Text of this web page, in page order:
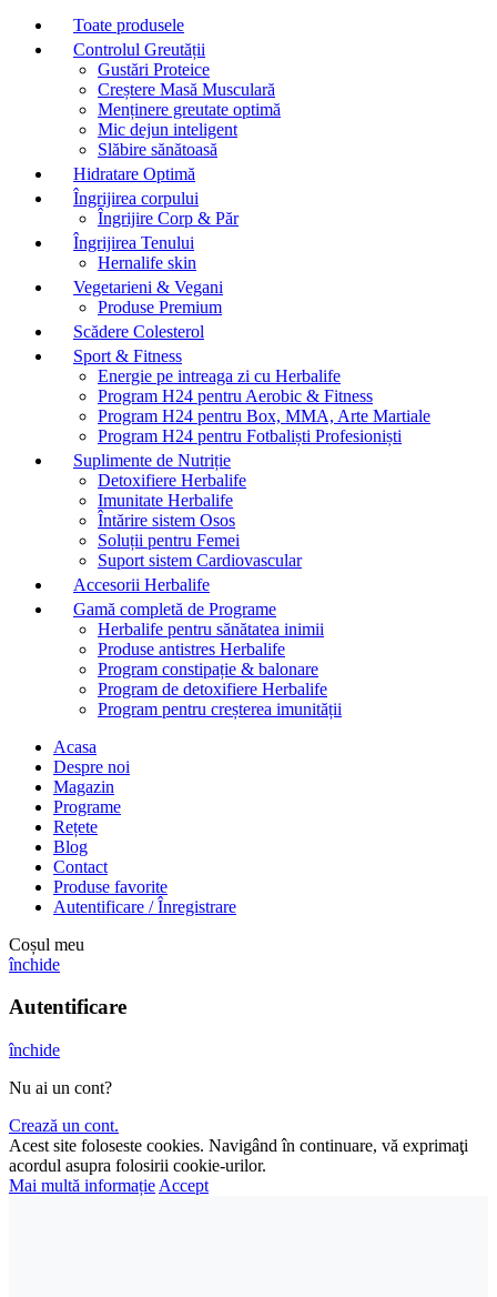
Toate produsele
Controlul Greutății
Gustări Proteice
Creștere Masă Musculară
Menținere greutate optimă
Mic dejun inteligent
Slăbire sănătoasă
Hidratare Optimă
Îngrijirea corpului
Îngrijire Corp & Păr
Îngrijirea Tenului
Hernalife skin
Vegetarieni & Vegani
Produse Premium
Scădere Colesterol
Sport & Fitness
Energie pe intreaga zi cu Herbalife
Program H24 pentru Aerobic & Fitness
Program H24 pentru Box, MMA, Arte Martiale
Program H24 pentru Fotbaliști Profesioniști
Suplimente de Nutriție
Detoxifiere Herbalife
Imunitate Herbalife
Întărire sistem Osos
Soluții pentru Femei
Suport sistem Cardiovascular
Accesorii Herbalife
Gamă completă de Programe
Herbalife pentru sănătatea inimii
Produse antistres Herbalife
Program constipație & balonare
Program de detoxifiere Herbalife
Program pentru creșterea imunității
Acasa
Despre noi
Magazin
Programe
Rețete
Blog
Contact
Produse favorite
Autentificare / Înregistrare
Coșul meu
închide
Autentificare
închide
Nu ai un cont?
Crează un cont.
Acest site foloseste cookies. Navigând în continuare, vă exprimaţi
acordul asupra folosirii cookie-urilor.
Mai multă informație Accept